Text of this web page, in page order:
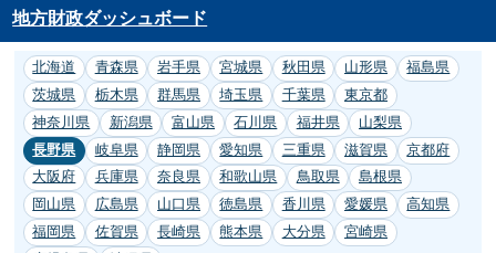
地方財政ダッシュボード
北海道 青森県 岩手県 宮城県 秋田県 山形県
福島県
茨城県
栃木県 群馬県 埼玉県 千葉県
東京都
神奈川県
新潟県 富山県 石川県 福井県
山梨県
長野県
岐阜県 静岡県 愛知県 三重県 滋賀県
京都府
大阪府
兵庫県 奈良県 和歌山県 鳥取県
島根県
岡山県
広島県 山口県 徳島県 香川県 愛媛県
高知県
福岡県
佐賀県 長崎県 熊本県 大分県
宮崎県